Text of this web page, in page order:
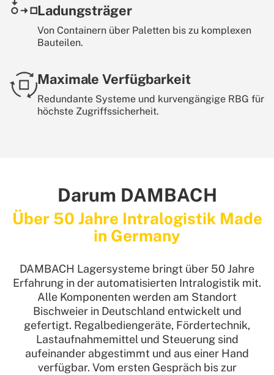
Ladungsträger
Von Containern über Paletten bis zu komplexen
Bauteilen.
Maximale Verfügbarkeit
Redundante Systeme und kurvengängige RBG für
höchste Zugriffssicherheit.
Darum DAMBACH
Über 50 Jahre Intralogistik Made
in Germany
DAMBACH Lagersysteme bringt über 50 Jahre
Erfahrung in der automatisierten Intralogistik mit.
Alle Komponenten werden am Standort
Bischweier in Deutschland entwickelt und
gefertigt. Regalbediengeräte, Fördertechnik,
Lastaufnahmemittel und Steuerung sind
aufeinander abgestimmt und aus einer Hand
verfügbar. Vom ersten Gespräch bis zur